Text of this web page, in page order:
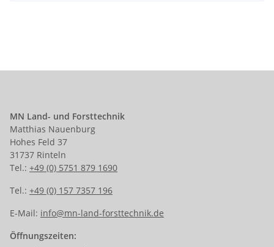
MN Land- und Forsttechnik
Matthias Nauenburg
Hohes Feld 37
31737 Rinteln
Tel.: +49 (0) 5751 879 1690
Tel.: +49 (0) 157 7357 196
E-Mail: info@mn-land-forsttechnik.de
Öffnungszeiten: